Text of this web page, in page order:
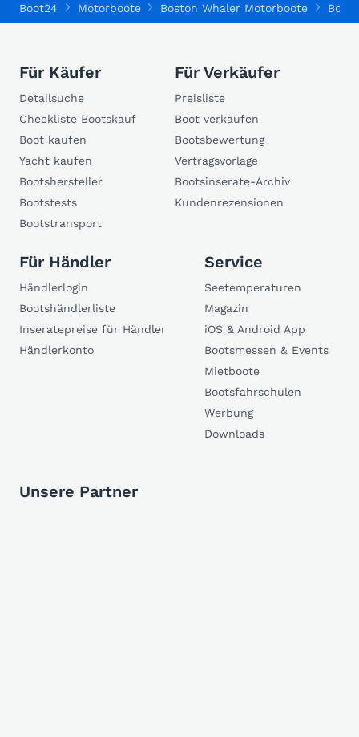
Boot24 Motorboote Boston Whaler Motorboote
Für Käufer
Detailsuche
Checkliste Bootskauf
Boot kaufen
Yacht kaufen
Bootshersteller
Bootstests
Bootstransport
Für Verkäufer
Preisliste
Boot verkaufen
Bootsbewertung
Vertragsvorlage
Bootsinserate-Archiv
Kundenrezensionen
Für Händler
Händlerlogin
Bootshändlerliste
Inseratepreise für Händler
Händlerkonto
Service
Seetemperaturen
Magazin
iOS & Android App
Bootsmessen & Events
Mietboote
Bootsfahrschulen
Werbung
Downloads
Unsere Partner